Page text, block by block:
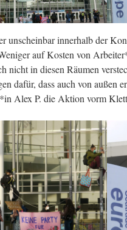
unscheinbar innerhalb der
auf Kosten von
nicht in diesen Räumen
dafür, dass auch von außen
Alex P. die Aktion vorm